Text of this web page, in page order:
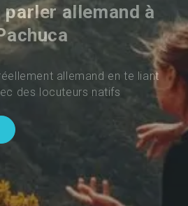
parler allemand à
allemand en te liant
des locuteurs natifs